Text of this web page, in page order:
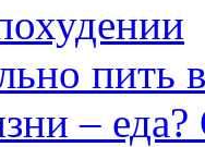
пить
–